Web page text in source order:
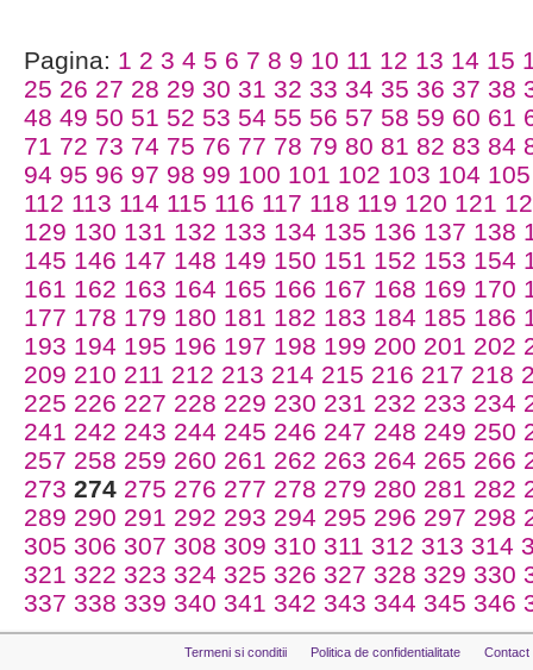
Pagina: 1 2 3 4 5 6 7 8 9 10 11 12 13 14 15
25 26 27 28 29 30 31 32 33 34 35 36 37 38
48 49 50 51 52 53 54 55 56 57 58 59 60 61
71 72 73 74 75 76 77 78 79 80 81 82 83 84
94 95 96 97 98 99 100 101 102 103 104 105
112 113 114 115 116 117 118 119 120 121
129 130 131 132 133 134 135 136 137 138
145 146 147 148 149 150 151 152 153 154
161 162 163 164 165 166 167 168 169 170
177 178 179 180 181 182 183 184 185 186
193 194 195 196 197 198 199 200 201 202
209 210 211 212 213 214 215 216 217 218
225 226 227 228 229 230 231 232 233 234
241 242 243 244 245 246 247 248 249 250
257 258 259 260 261 262 263 264 265 266
273 274 275 276 277 278 279 280 281 282
289 290 291 292 293 294 295 296 297 298
305 306 307 308 309 310 311 312 313 314
321 322 323 324 325 326 327 328 329 330
337 338 339 340 341 342 343 344 345 346
Termeni si conditii Politica de confidentialitate
Contact